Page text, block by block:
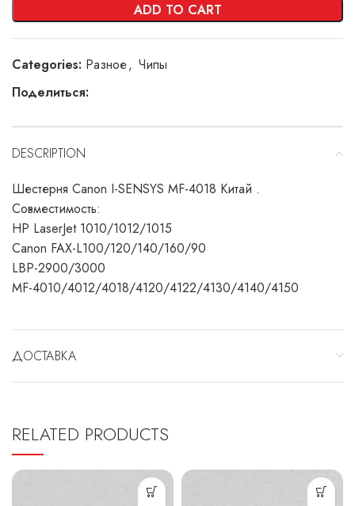
ADD TO CART
Categories: Разное, Чипы
Поделиться:
DESCRIPTION
Шестерня Canon I-SENSYS MF-4018 Китай .
Совместимость:
HP LaserJet 1010/1012/1015
Canon FAX-L100/120/140/160/90
LBP-2900/3000
MF-4010/4012/4018/4120/4122/4130/4140/4150
ДОСТАВКА
RELATED PRODUCTS